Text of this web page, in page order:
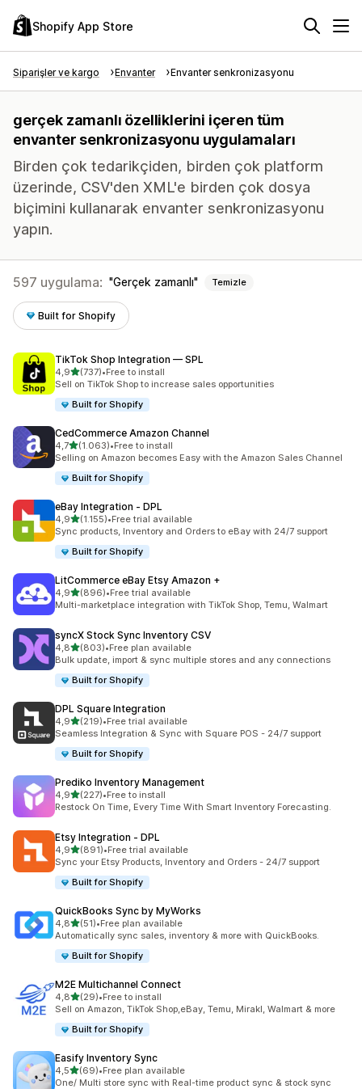
Shopify App Store
Siparişler ve kargo Envanter Envanter senkronizasyonu
gerçek zamanlı özelliklerini içeren tüm
envanter senkronizasyonu uygulamaları
Birden çok tedarikçiden, birden çok platform
üzerinde, CSV'den XML'e birden çok dosya
biçimini kullanarak envanter senkronizasyonu
yapın.
597 uygulama: Gerçek zamanlı Temizle
Built for Shopify
TikTok Shop Integration — SPL
4,95 yıldız üzerinden
(737)
toplam 737 değerlendirme
•Free to install
Sell on TikTok Shop to increase sales opportunities
Built for Shopify
CedCommerce Amazon Channel
4,75 yıldız üzerinden
(1.063)
toplam 1063 değerlendirme
•Free to install
Selling on Amazon becomes Easy with the Amazon Sales Channel
Built for Shopify
eBay Integration ‑ DPL
4,95 yıldız üzerinden
(1.155)
toplam 1155 değerlendirme
•Free trial available
Sync products, Inventory and Orders to eBay with 24/7 support
Built for Shopify
LitCommerce eBay Etsy Amazon +
4,95 yıldız üzerinden
(896)
toplam 896 değerlendirme
•Free trial available
Multi-marketplace integration with TikTok Shop, Temu, Walmart
syncX Stock Sync Inventory CSV
4,85 yıldız üzerinden
(803)
toplam 803 değerlendirme
•Free plan available
Bulk update, import & sync multiple stores and any connections
Built for Shopify
DPL Square Integration
4,95 yıldız üzerinden
(219)
toplam 219 değerlendirme
•Free trial available
Seamless Integration & Sync with Square POS - 24/7 support
Built for Shopify
Prediko Inventory Management
4,95 yıldız üzerinden
(227)
toplam 227 değerlendirme
•Free to install
Restock On Time, Every Time With Smart Inventory Forecasting.
Etsy Integration ‑ DPL
4,95 yıldız üzerinden
(891)
toplam 891 değerlendirme
•Free trial available
Sync your Etsy Products, Inventory and Orders - 24/7 support
Built for Shopify
QuickBooks Sync by MyWorks
4,85 yıldız üzerinden
(51)
toplam 51 değerlendirme
•Free plan available
Automatically sync sales, inventory & more with QuickBooks.
Built for Shopify
M2E Multichannel Connect
4,85 yıldız üzerinden
(29)
toplam 29 değerlendirme
•Free to install
Sell on Amazon, TikTok Shop,eBay, Temu, Mirakl, Walmart & more
Built for Shopify
Easify Inventory Sync
4,55 yıldız üzerinden
(69)
toplam 69 değerlendirme
•Free plan available
One/ Multi store sync with Real-time product sync & stock sync